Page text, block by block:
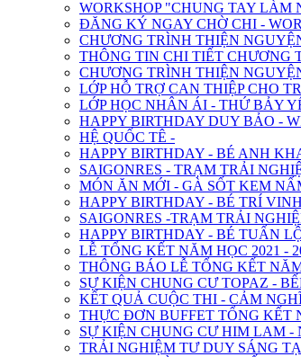
WORKSHOP "CHUNG TAY LÀM
ĐĂNG KÝ NGAY CHỜ CHI -
CHƯƠNG TRÌNH THIỆN
THÔNG TIN CHI TIẾT CHƯƠNG
CHƯƠNG TRÌNH THIỆN
LỚP HỖ TRỢ CAN THIỆP CHO
LỚP HỌC NHÂN ÁI - THỨ BẢY
HAPPY BIRTHDAY DUY BẢO -
HỆ QUỐC TÊ -
HAPPY BIRTHDAY - BÉ ANH
SAIGONRES - TRẠM TRẢI
MÓN ĂN MỚI - GÀ SỐT KEM
HAPPY BIRTHDAY - BÉ TRÍ VINH
SAIGONRES -TRẠM TRẢI
HAPPY BIRTHDAY - BÉ TUẤN
LỄ TỔNG KẾT NĂM HỌC 2021 -
THÔNG BÁO LỄ TỔNG KẾT
SỰ KIỆN CHUNG CƯ TOPAZ -
KẾT QUẢ CUỘC THI - CẢM
THỰC ĐƠN BUFFET TỔNG KẾT
SỰ KIỆN CHUNG CƯ HIM LAM
TRẢI NGHIỆM TƯ DUY SÁNG